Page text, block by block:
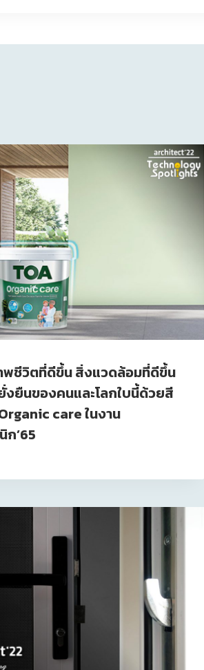
ชีวิตที่ดีขึ้น สิ่งแวดล้อมที่ดีขึ้น
งยืนของคนและโลกใบนี้ด้วยสี
care ในงาน
ก’65